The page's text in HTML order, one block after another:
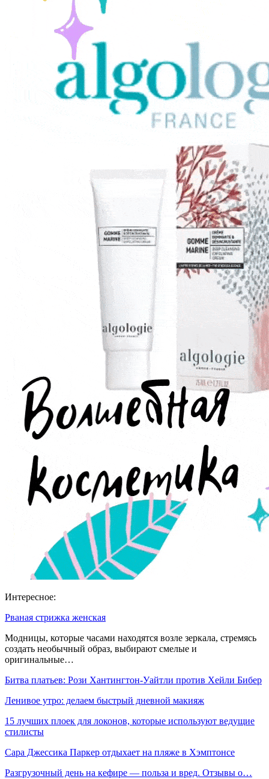
Интересное:
Рваная стрижка женская
Модницы, которые часами находятся возле зеркала, стремясь
создать необычный образ, выбирают смелые и
оригинальные…
Битва платьев: Рози Хантингтон-Уайтли против Хейли Бибер
Ленивое утро: делаем быстрый дневной макияж
15 лучших плоек для локонов, которые используют ведущие
стилисты
Сара Джессика Паркер отдыхает на пляже в Хэмптонсе
Разгрузочный день на кефире — польза и вред. Отзывы о…